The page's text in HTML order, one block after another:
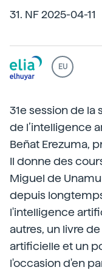
31. NF 2025-04-11
EU
31e session de la
de l’intelligence
Beñat Erezuma,
Il donne des
Miguel de
depuis
l'intelligence
autres, un livre
artificielle et un
l'occasion d'en